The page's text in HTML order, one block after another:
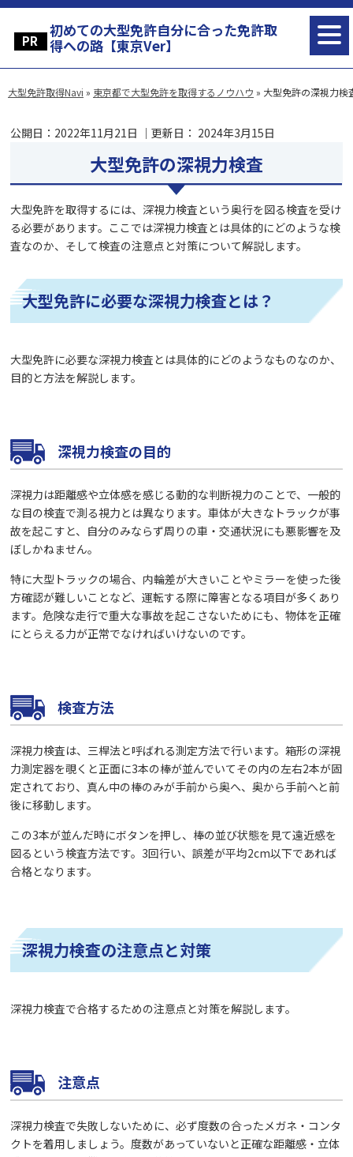
初めての大型免許自分に合った免許取
得への路【東京Ver】
大型免許取得Navi » 東京都で大型免許を取得するノウハウ » 大型免許の深視力検
公開日： 2022年11月21日 ｜更新日： 2024年3月15日
大型免許の深視力検査
大型免許を取得するには、深視力検査という奥行を図る検査を受け
る必要があります。ここでは深視力検査とは具体的にどのような検
査なのか、そして検査の注意点と対策について解説します。
大型免許に必要な深視力検査とは？
大型免許に必要な深視力検査とは具体的にどのようなものなのか、
目的と方法を解説します。
深視力検査の目的
深視力は距離感や立体感を感じる動的な判断視力のことで、一般的
な目の検査で測る視力とは異なります。車体が大きなトラックが事
故を起こすと、自分のみならず周りの車・交通状況にも悪影響を及
ぼしかねません。
特に大型トラックの場合、内輪差が大きいことやミラーを使った後
方確認が難しいことなど、運転する際に障害となる項目が多くあり
ます。危険な走行で重大な事故を起こさないためにも、物体を正確
にとらえる力が正常でなければいけないのです。
検査方法
深視力検査は、三桿法と呼ばれる測定方法で行います。箱形の深視
力測定器を覗くと正面に3本の棒が並んでいてその内の左右2本が固
定されており、真ん中の棒のみが手前から奥へ、奥から手前へと前
後に移動します。
この3本が並んだ時にボタンを押し、棒の並び状態を見て遠近感を
図るという検査方法です。3回行い、誤差が平均2cm以下であれば
合格となります。
深視力検査の注意点と対策
深視力検査で合格するための注意点と対策を解説します。
注意点
深視力検査で失敗しないために、必ず度数の合ったメガネ・コンタ
クトを着用しましょう。度数があっていないと正確な距離感・立体